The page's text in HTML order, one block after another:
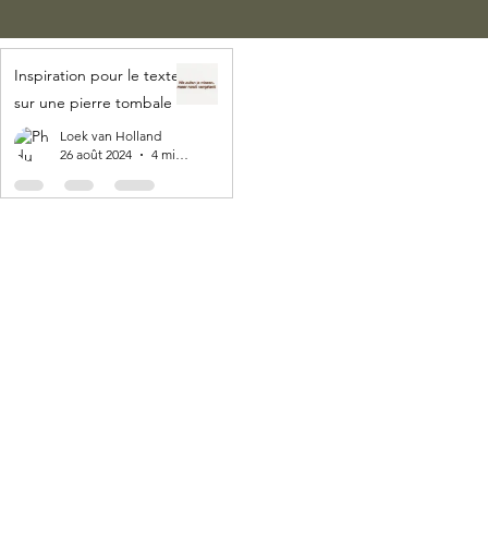
Inspiration pour le texte
sur une pierre tombale
Loek van Holland
26 août 2024
4 min de lecture